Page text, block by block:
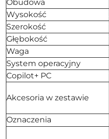
Obudowa
Wysokość
Szerokość
Głębokość
Waga
System operacyjny
Copilot+ PC
Akcesoria w zestawie
Oznaczenia